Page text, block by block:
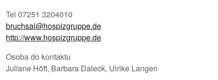
Tel 07251 3204010
bruchsal@hospizgruppe.de
http://www.hospizgruppe.de
Osoba do kontaktu
Juliane Höft, Barbara Daleck, Ulrike Langen